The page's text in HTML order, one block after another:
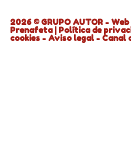
2026 © GRUPO AUTOR -
Prenafeta| Política de
cookies - Aviso legal - Canal